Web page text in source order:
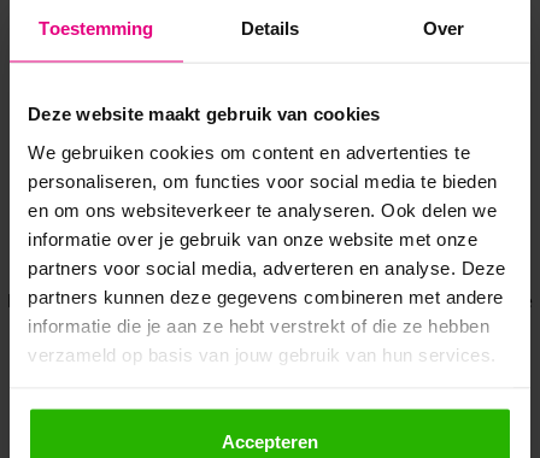
Toestemming Details Over
Deze website maakt gebruik van cookies
We gebruiken cookies om content en advertenties te
personaliseren, om functies voor social media te bieden
en om ons websiteverkeer te analyseren. Ook delen we
informatie over je gebruik van onze website met onze
partners voor social media, adverteren en analyse. Deze
partners kunnen deze gegevens combineren met andere
informatie die je aan ze hebt verstrekt of die ze hebben
verzameld op basis van jouw gebruik van hun services.
Als je op "Accepteer" klikt, dan geef je Voordeeluitjes.nl
toestemming om cookies voor social media en
Accepteren
Application error: a client-side exception has occurred while
loadingwww.voordeeluitjes.nl (see the browser console for more
information).